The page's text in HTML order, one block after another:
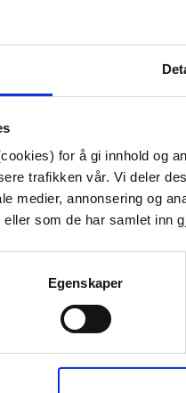
for å gi innhold og
trafikken vår. Vi deler
medier, annonsering og
som de har samlet inn
Egenskaper